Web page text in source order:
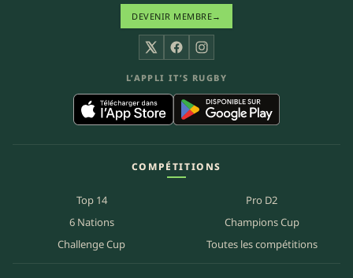
DEVENIR MEMBRE→
X FacebookInstagram
L’APPLI IT’S RUGBY
COMPÉTITIONS
Top 14
Pro D2
6 Nations
Champions Cup
Challenge Cup
Toutes les compétitions